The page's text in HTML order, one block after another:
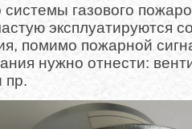
газового
эксплуатируются
помимо пожарной
нужно отнести:
пр.